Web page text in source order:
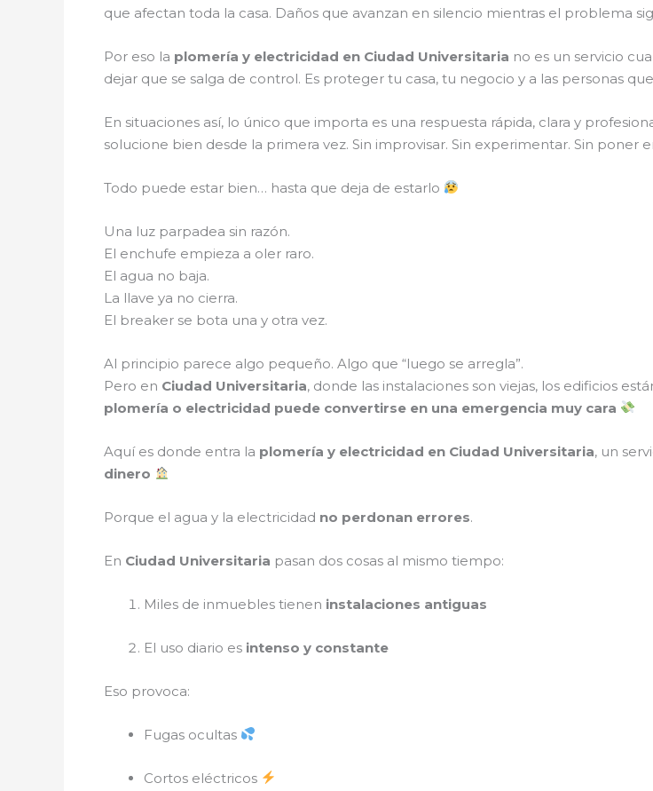
que afectan toda la casa. Daños que avanzan en silencio mientras el problema
Por eso la plomería y electricidad en Ciudad Universitaria no es un servicio
dejar que se salga de control. Es proteger tu casa, tu negocio y a las personas
En situaciones así, lo único que importa es una respuesta rápida, clara y
solucione bien desde la primera vez. Sin improvisar. Sin experimentar. Sin poner
Todo puede estar bien… hasta que deja de estarlo
Una luz parpadea sin razón.
El enchufe empieza a oler raro.
El agua no baja.
La llave ya no cierra.
El breaker se bota una y otra vez.
Al principio parece algo pequeño. Algo que “luego se arregla”.
Pero en Ciudad Universitaria, donde las instalaciones son viejas, los edificios
plomería o electricidad puede convertirse en una emergencia muy cara
Aquí es donde entra la plomería y electricidad en Ciudad Universitaria, un
dinero
Porque el agua y la electricidad no perdonan errores.
En Ciudad Universitaria pasan dos cosas al mismo tiempo:
Miles de inmuebles tienen instalaciones antiguas
El uso diario es intenso y constante
Eso provoca:
Fugas ocultas
Cortos eléctricos